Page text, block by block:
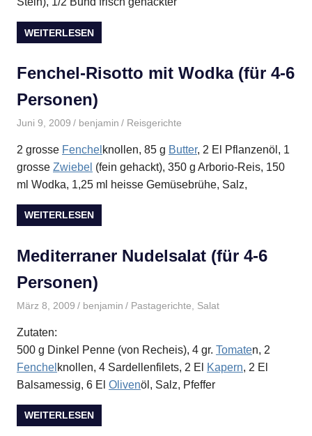
WEITERLESEN
Fenchel-Risotto mit Wodka (für 4-6
Personen)
Juni 9, 2009 benjamin Reisgerichte
2 grosse Fenchel knollen, 85 g Butter, 2 El Pflanzenöl, 1
grosse Zwiebel (fein gehackt), 350 g Arborio-Reis, 150
ml Wodka, 1,25 ml heisse Gemüsebrühe, Salz,
WEITERLESEN
Mediterraner Nudelsalat (für 4-6
Personen)
März 8, 2009 benjamin Pastagerichte Salat
Zutaten:
500 g Dinkel Penne (von Recheis), 4 gr. Tomaten, 2
Fenchel knollen, 4 Sardellenfilets, 2 El Kapern, 2 El
Balsamessig, 6 El Olivenöl, Salz, Pfeffer
WEITERLESEN